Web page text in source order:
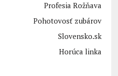
Profesia Rožňava
Pohotovosť zubárov
Slovensko.sk
Horúca linka